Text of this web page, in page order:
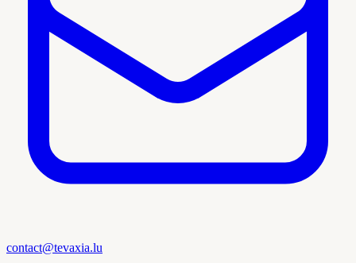
contact@tevaxia.lu